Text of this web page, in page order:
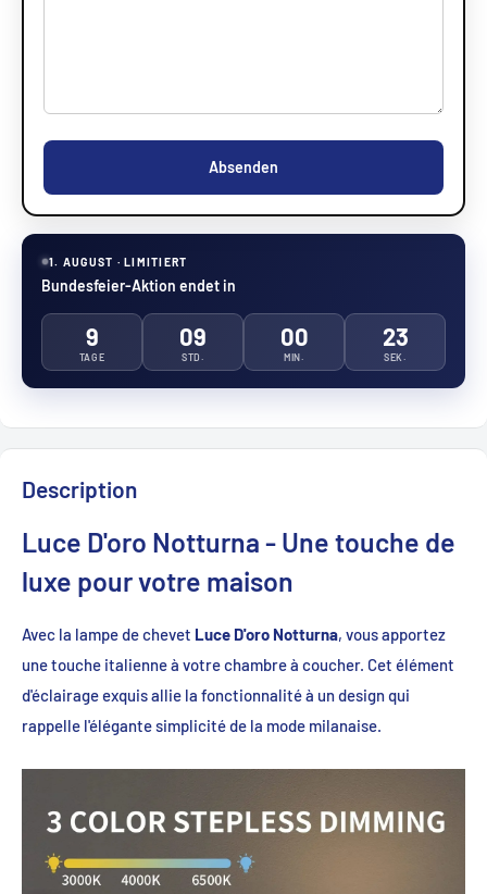
Absenden
1. AUGUST · LIMITIERT
Bundesfeier-Aktion endet in
9
TAGE
09
STD.
00
MIN.
22
SEK.
Description
Luce D'oro Notturna - Une touche de
luxe pour votre maison
Avec la lampe de chevet Luce D'oro Notturna, vous apportez
une touche italienne à votre chambre à coucher. Cet élément
d'éclairage exquis allie la fonctionnalité à un design qui
rappelle l'élégante simplicité de la mode milanaise.